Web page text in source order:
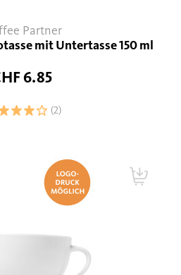
Partner
mit Untertasse 150 ml
6.85
(2)